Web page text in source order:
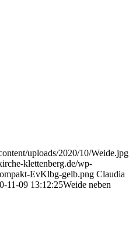
uploads/2020/10/Weide.jpg
klettenberg.de/wp-
EvKlbg-gelb.png Claudia
11-09 13:12:25Weide neben